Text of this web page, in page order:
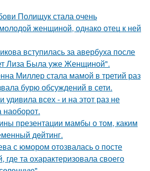
Полищук стала очень
женщиной, однако отец к ней
вступилась за авербуха после
Лиза Была уже Женщиной".
Миллер стала мамой в третий раз
бурю обсуждений в сети.
удивила всех - и на этот раз не
наоборот.
презентации мамбы о том, каким
дeйтинг.
с юмором отозвалась о посте
где та охарактеризовала своего